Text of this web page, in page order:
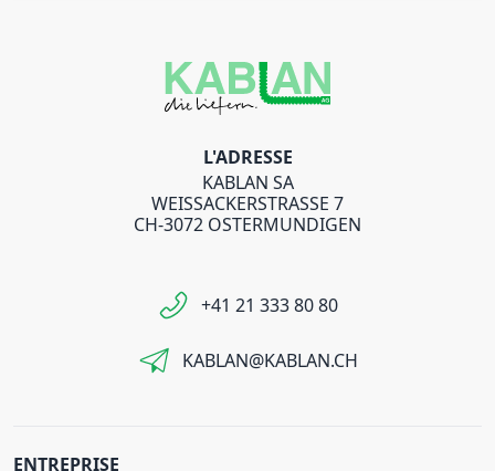
L'ADRESSE
KABLAN SA
WEISSACKERSTRASSE 7
CH-3072 OSTERMUNDIGEN
+41 21 333 80 80
KABLAN@KABLAN.CH
ENTREPRISE